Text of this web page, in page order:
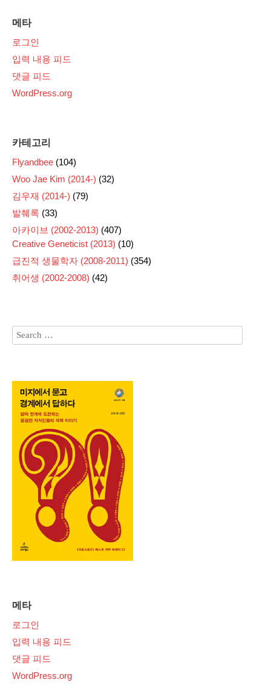
메타
로그인
입력 내용 피드
댓글 피드
WordPress.org
카테고리
Flyandbee (104)
Woo Jae Kim (2014-) (32)
김우재 (2014-) (79)
발췌록 (33)
아카이브 (2002-2013) (407)
Creative Geneticist (2013) (10)
급진적 생물학자 (2008-2011) (354)
취어생 (2002-2008) (42)
메타
로그인
입력 내용 피드
댓글 피드
WordPress.org